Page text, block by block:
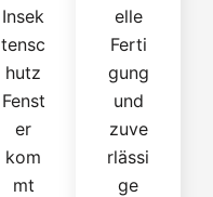
Insek
tensc
hutz
Fenst
er
kom
mt
elle
Ferti
gung
und
zuve
rlässi
ge